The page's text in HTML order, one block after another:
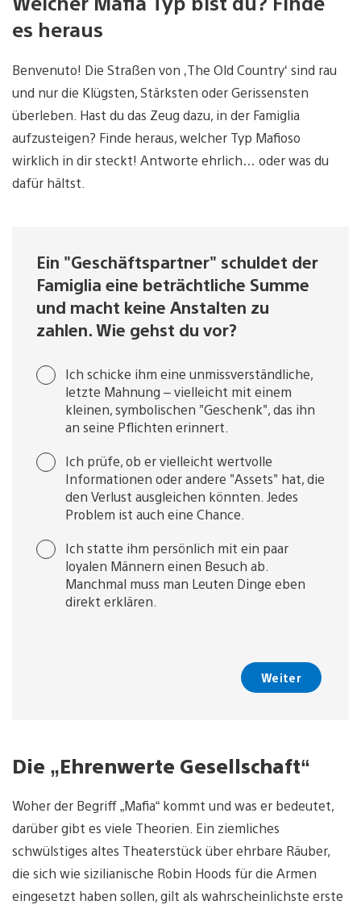
es heraus
Benvenuto! Die Straßen von ‚The Old Country‘ sind rau
und nur die Klügsten, Stärksten oder Gerissensten
überleben. Hast du das Zeug dazu, in der Famiglia
aufzusteigen? Finde heraus, welcher Typ Mafioso
wirklich in dir steckt! Antworte ehrlich… oder was du
dafür hältst.
Ein "Geschäftspartner" schuldet der
Famiglia eine beträchtliche Summe
und macht keine Anstalten zu
zahlen. Wie gehst du vor?
Ich schicke ihm eine unmissverständliche,
letzte Mahnung – vielleicht mit einem
kleinen, symbolischen "Geschenk", das ihn
an seine Pflichten erinnert.
Ich statte ihm persönlich mit ein paar
loyalen Männern einen Besuch ab.
Manchmal muss man Leuten Dinge eben
direkt erklären.
Ich prüfe, ob er vielleicht wertvolle
Informationen oder andere "Assets" hat, die
den Verlust ausgleichen könnten. Jedes
Problem ist auch eine Chance.
Weiter
Die „Ehrenwerte Gesellschaft“
Woher der Begriff „Mafia“ kommt und was er bedeutet,
darüber gibt es viele Theorien. Ein ziemliches
schwülstiges altes Theaterstück über ehrbare Räuber,
die sich wie sizilianische Robin Hoods für die Armen
eingesetzt haben sollen, gilt als wahrscheinlichste erste